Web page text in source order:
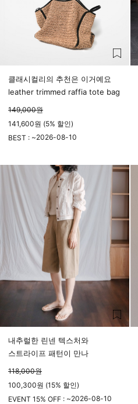
클래시컬리의 추천은 이거예요
leather trimmed raffia tote bag
149,000원
141,600원 (5% 할인)
BEST : ~2026-08-10
내추럴한 린넨 텍스처와
스트라이프 패턴이 만나
118,000원
100,300원 (15% 할인)
EVENT 15% OFF : ~2026-08-10